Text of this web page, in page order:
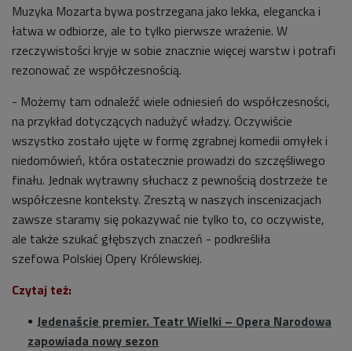
Muzyka Mozarta bywa postrzegana jako lekka, elegancka i
łatwa w odbiorze, ale to tylko pierwsze wrażenie. W
rzeczywistości kryje w sobie znacznie więcej warstw i potrafi
rezonować ze współczesnością.
- Możemy tam odnaleźć wiele odniesień do współczesności,
na przykład dotyczących nadużyć władzy. Oczywiście
wszystko zostało ujęte w formę zgrabnej komedii omyłek i
niedomówień, która ostatecznie prowadzi do szczęśliwego
finału. Jednak wytrawny słuchacz z pewnością dostrzeże te
współczesne konteksty. Zresztą w naszych inscenizacjach
zawsze staramy się pokazywać nie tylko to, co oczywiste,
ale także szukać głębszych znaczeń - podkreśliła
szefowa Polskiej Opery Królewskiej.
Czytaj też:
Jedenaście premier. Teatr Wielki – Opera Narodowa
zapowiada nowy sezon